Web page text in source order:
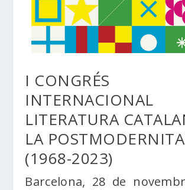
I CONGRÉS
INTERNACIONAL
LITERATURA
LA
(1968-2023)
Barcelona, 28 de